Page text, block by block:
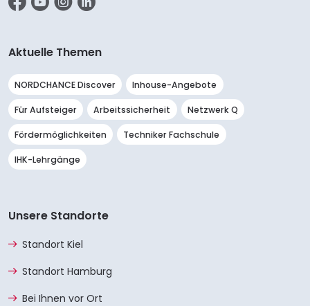
Aktuelle Themen
NORDCHANCE Discover Inhouse-Angebote
Für Aufsteiger Arbeitssicherheit Netzwerk Q
Fördermöglichkeiten Techniker Fachschule
IHK-Lehrgänge
Unsere Standorte
Standort Kiel
Standort Hamburg
Bei Ihnen vor Ort